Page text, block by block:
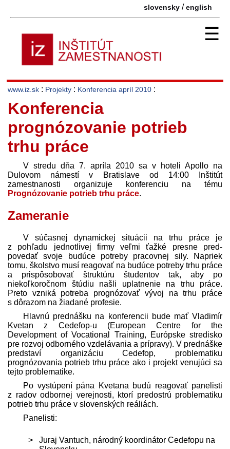
slovensky /english
☰
www.iz.sk : Projekty : Konferencia apríl 2010 :
Konferencia
prognózovanie potrieb
trhu práce
V stredu dňa 7. apríla 2010 sa v hoteli Apollo na
Dulovom námestí v Bratislave od 14:00 Inštitút
zamestnanosti organizuje konferenciu na tému
Prognózovanie potrieb trhu práce.
Zameranie
V súčasnej dynamickej situácii na trhu práce je
z pohľadu jednotlivej firmy veľmi ťažké presne pred­
povedať svoje budúce potreby pracovnej sily. Napriek
tomu, školstvo musí reagovať na budúce potreby trhu práce
a prispôsobovať štruktúru študentov tak, aby po
niekoľkoročnom štúdiu našli uplatnenie na trhu práce.
Preto vzniká potreba prognózovať vývoj na trhu práce
s dôrazom na žiadané profesie.
Hlavnú pred­nášku na konferencii bude mať Vladimír
Kvetan z Cedefop-u (European Centre for the
Development of Vocational Training, Európske stredisko
pre rozvoj odborného vzdelávania a prípravy). V pred­náške
pred­staví organizáciu Cedefop, problematiku
prognózovania potrieb trhu práce ako i projekt venujúci sa
tejto problematike.
Po vystúpení pána Kvetana budú reagovať panelisti
z radov odbornej verejnosti, ktorí pred­ostrú problematiku
potrieb trhu práce v slovenských reáliách.
Panelisti:
Juraj Vantuch, národný koordinátor Cedefopu na